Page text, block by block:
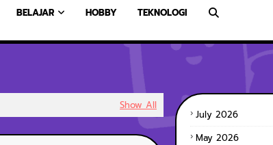
BELAJAR HOBBY TEKNOLOGI
Show All
July 2026
May 2026